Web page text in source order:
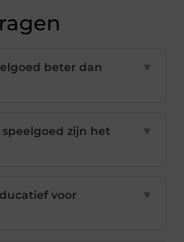
beter dan
▼
zijn het
▼
voor
▼